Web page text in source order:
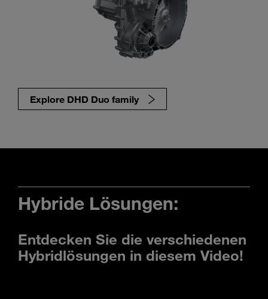
Explore DHD Duo family
Hybride Lösungen:
Entdecken Sie die verschiedenen
Hybridlösungen in diesem Video!